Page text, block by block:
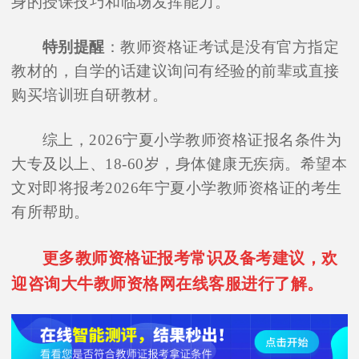
特别提醒 ：教师资格证考试是没有官方指定
教材的，自学的话建议询问有经验的前辈或直接
购买培训班自研教材。
综上，2026宁夏小学教师资格证报名条件为
大专及以上、18-60岁，身体健康无疾病。希望本
文对即将报考2026年宁夏小学教师资格证的考生
有所帮助。
更多教师资格证报考常识及备考建议，欢
迎咨询大牛教师资格网在线客服进行了解。